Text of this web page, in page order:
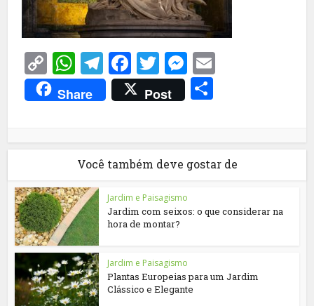
Copy
Link
WhatsApp
Telegram
Facebook
TwitterMessenger
Share Post
Você também deve gostar de
Jardim e Paisagismo
Jardim com seixos: o que considerar na
hora de montar?
Jardim e Paisagismo
Plantas Europeias para um Jardim
Clássico e Elegante